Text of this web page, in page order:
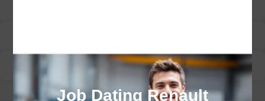
Job Dating Renault
Suivi de la formation